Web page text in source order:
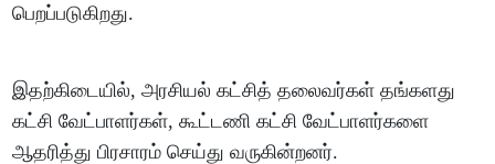
பெறப்படுகிறது.
இதற்கிடையில், அரசியல் கட்சித் தலைவர்கள் தங்களது
கட்சி வேட்பாளர்கள், கூட்டணி கட்சி வேட்பாளர்களை
ஆதரித்து பிரசாரம் செய்து வருகின்றனர்.